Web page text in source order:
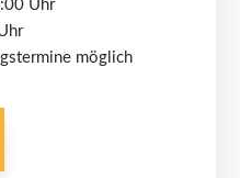
Uhr
möglich